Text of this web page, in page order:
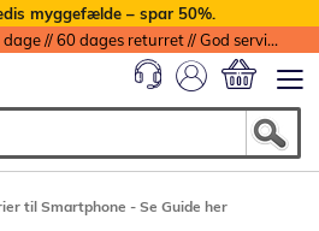
myggefælde – spar 50%.
Billig fragt // Levering 1-2 dage // 60 dages returret // God service med garanti
til Smartphone - Se Guide her